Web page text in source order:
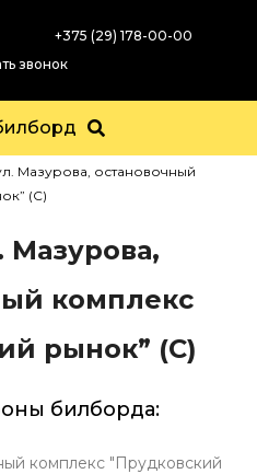
+375 (29) 178-00-00
звонок
Мазурова, остановочный
(С)
Мазурова,
комплекс
рынок” (С)
билборда:
комплекс "Прудковский